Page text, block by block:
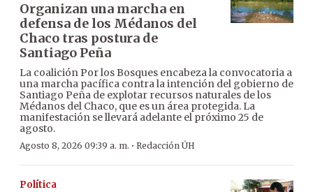
Organizan una marcha en
defensa de los Médanos del
Chaco tras postura de
Santiago Peña
La coalición Por los Bosques encabeza la convocatoria a
una marcha pacífica contra la intención del gobierno de
Santiago Peña de explotar recursos naturales de los
Médanos del Chaco, que es un área protegida. La
manifestación se llevará adelante el próximo 25 de
agosto.
Agosto 8, 2026 09:39 a. m. · Redacción ÚH
Política